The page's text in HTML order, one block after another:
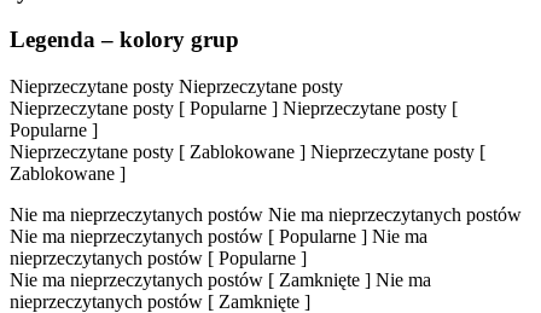
Legenda – kolory grup
Nieprzeczytane posty Nieprzeczytane posty
Nieprzeczytane posty [ Popularne ] Nieprzeczytane posty [
Popularne ]
Nieprzeczytane posty [ Zablokowane ] Nieprzeczytane posty [
Zablokowane ]
Nie ma nieprzeczytanych postów Nie ma nieprzeczytanych postów
Nie ma nieprzeczytanych postów [ Popularne ] Nie ma
nieprzeczytanych postów [ Popularne ]
Nie ma nieprzeczytanych postów [ Zamknięte ] Nie ma
nieprzeczytanych postów [ Zamknięte ]